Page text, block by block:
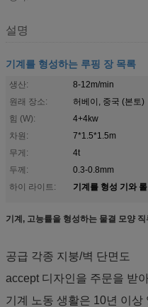
설명
기계를 형성하는 루핑 장 목록
생산:
8-12m/min
원래 장소:
허베이, 중국 (본토)
힘 (W):
4+4kw
차원:
7*1.5*1.5m
무게:
4t
두께:
0.3-0.8mm
하이 라이트:
기계를 형성 기와 롤
기계, 고능률을 형성하는 물결 모양
공급 각종 지붕/벽 단면도
accept 디자인을 주문을 받
기계 노동 생활은 10년 이상